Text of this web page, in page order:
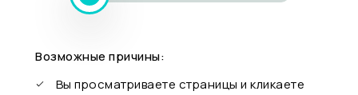
Возможные причины:
Вы просматриваете страницы и кликаете